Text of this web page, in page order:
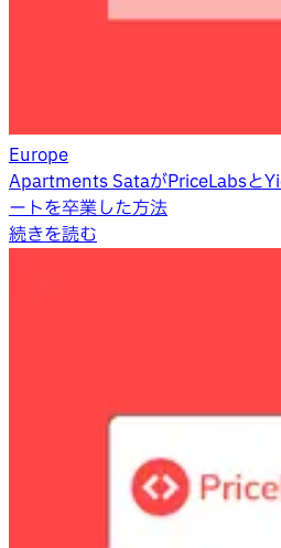
Europe
Apartments SataがPriceLabsと
ートを卒業した方法
続きを読む